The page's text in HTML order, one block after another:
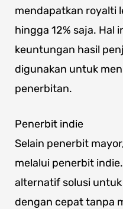
mendapatkan royalti
hingga 12% saja. Hal
keuntungan hasil
digunakan untuk
penerbitan.
Penerbit indie
Selain penerbit
melalui penerbit
alternatif solusi
dengan cepat tanpa